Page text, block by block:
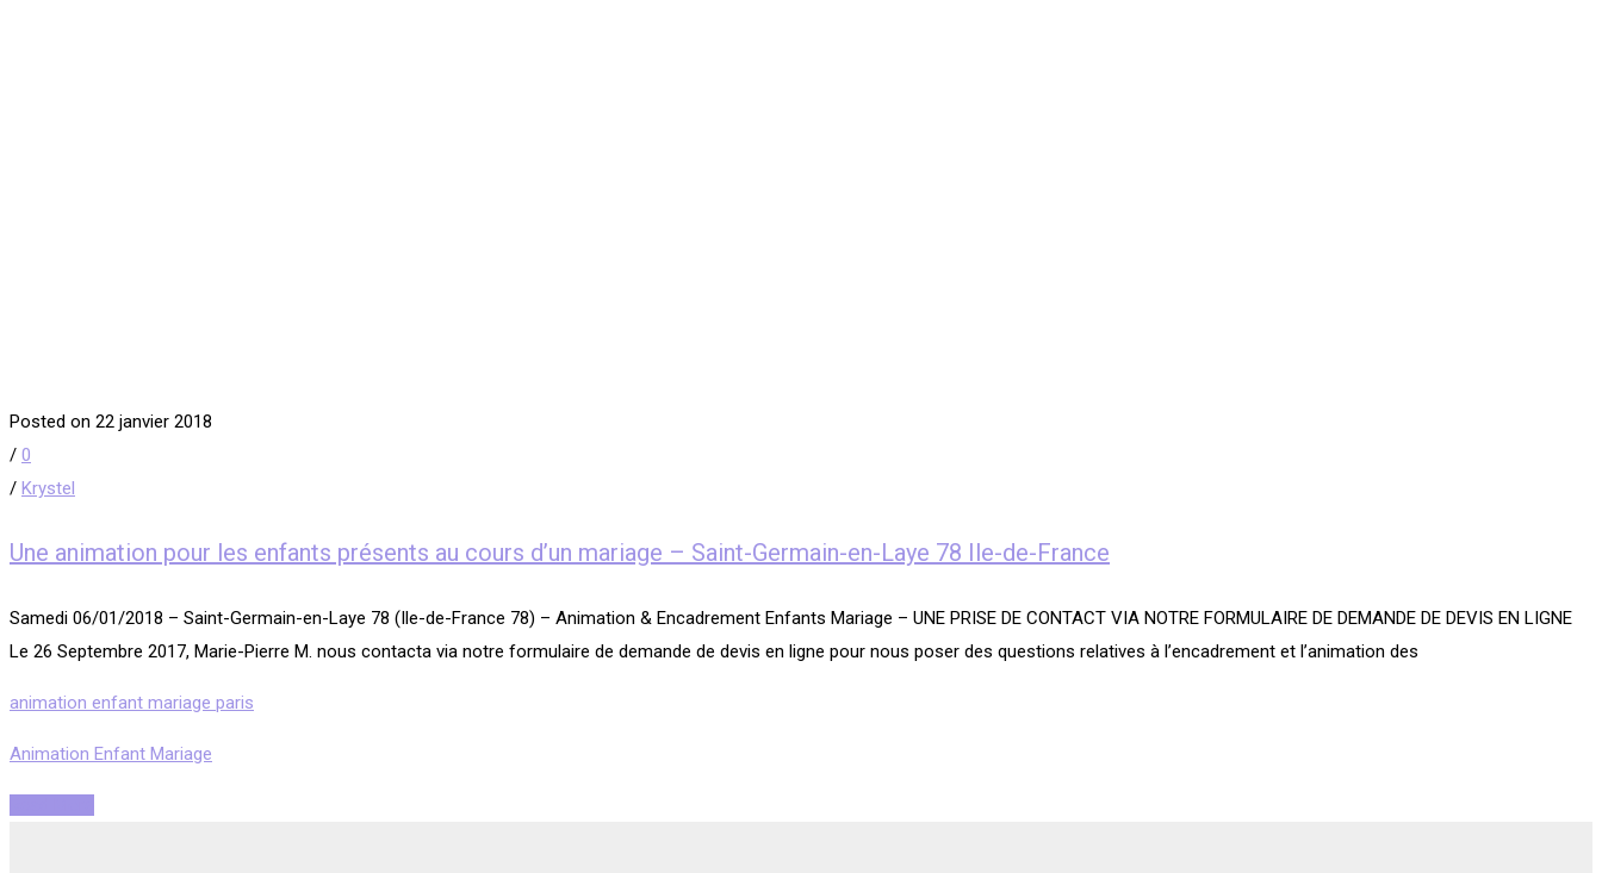
Posted on 22 janvier 2018
/ 0
/ Krystel
Une animation pour les enfants présents au cours d’un mariage – Saint-Germain-en-Laye 78 Ile-de-France
​Samedi 06/01/2018 – Saint-Germain-en-Laye 78 (Ile-de-France 78) – Animation & Encadrement Enfants Mariage – UNE PRISE DE CONTACT VIA NOTRE FORMULAIRE DE DEMANDE DE DEVIS EN LIGNE
Le 26 Septembre 2017, Marie-Pierre M. nous contacta via notre formulaire de demande de devis en ligne pour nous poser des questions relatives à l’encadrement et l’animation des
animation enfant mariage paris
Animation Enfant Mariage